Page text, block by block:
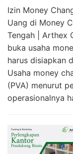
Izin Money
Uang di Money
Tengah | Arthex
buka usaha
harus disiapkan
Usaha money
(PVA) menurut
operasionalnya